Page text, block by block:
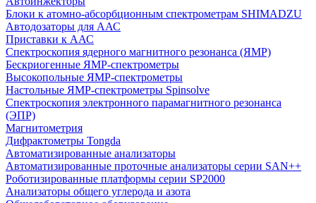
Блоки к атомно-абсорбционным спектрометрам SHIMADZU
Автодозаторы для ААС
Приставки к ААС
Спектроскопия ядерного магнитного резонанса (ЯМР)
Бескриогенные ЯМР‑спектрометры
Высокопольные ЯМР‑спектрометры
Настольные ЯМР‑спектрометры Spinsolve
Спектроскопия электронного парамагнитного резонанса
(ЭПР)
Магнитометрия
Дифрактометры Tongda
Автоматизированные анализаторы
Автоматизированные проточные анализаторы серии SAN++
Роботизированные платформы серии SP2000
Анализаторы общего углерода и азота